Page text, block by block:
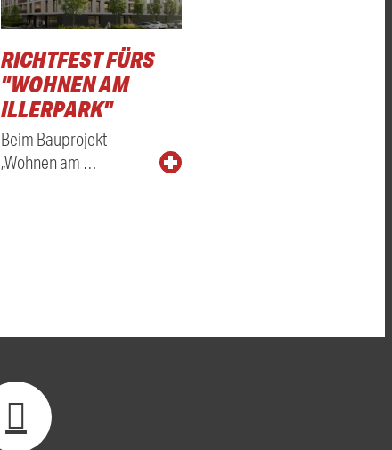
RICHTFEST FÜRS
"WOHNEN AM
ILLERPARK"
Beim Bauprojekt
„Wohnen am …